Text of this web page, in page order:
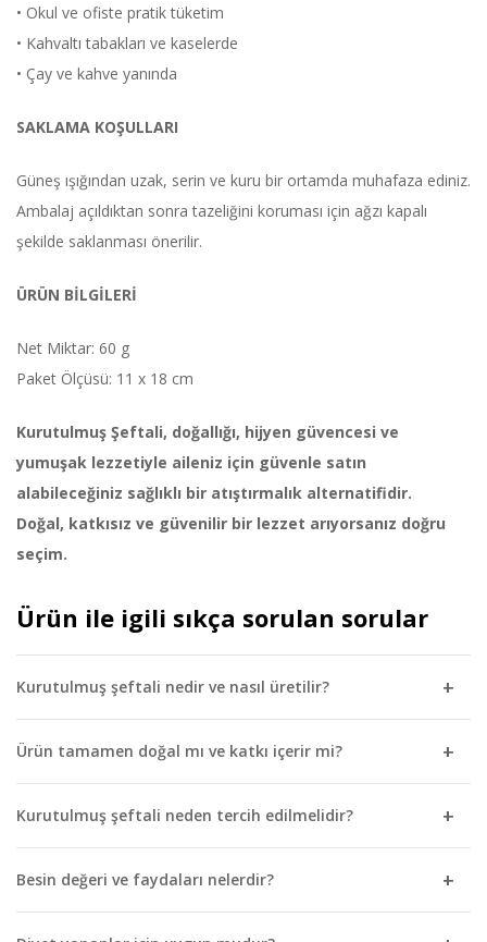
• Okul ve ofiste pratik tüketim
• Kahvaltı tabakları ve kaselerde
• Çay ve kahve yanında
SAKLAMA KOŞULLARI
Güneş ışığından uzak, serin ve kuru bir ortamda muhafaza ediniz.
Ambalaj açıldıktan sonra tazeliğini koruması için ağzı kapalı
şekilde saklanması önerilir.
ÜRÜN BİLGİLERİ
Net Miktar: 60 g
Paket Ölçüsü: 11 x 18 cm
Kurutulmuş Şeftali, doğallığı, hijyen güvencesi ve
yumuşak lezzetiyle aileniz için güvenle satın
alabileceğiniz sağlıklı bir atıştırmalık alternatifidir.
Doğal, katkısız ve güvenilir bir lezzet arıyorsanız doğru
seçim.
Ürün ile igili sıkça sorulan sorular
Kurutulmuş şeftali nedir ve nasıl üretilir?
şeftalilerin ince dilimler hâlinde hazırlanarak doğal
atıştırmalıktır. Üretim sürecinde meyveler özenle seçilir,
yıkanır ve kontrollü kurutma işlemlerinden geçirilir. Bu
süreçte ilave şeker, katkı maddesi, koruyucu veya
renklendirici kullanılmaz. Böylece şeftalinin doğal aroması,
Ürün tamamen doğal mı ve katkı içerir mi?
maddesi içermez. Üretim sürecinde koruyucu, renklendirici,
kendi doğal yapısı korunarak kurutulur. Bu sayede doğallığını
kaybetmeyen, güvenle tüketilebilecek sağlıklı bir atıştırmalık
Kurutulmuş şeftali neden tercih edilmelidir?
aroması ile hem lezzetli hem de sağlıklı bir atıştırmalık sunar.
Besin değeri ve faydaları nelerdir?